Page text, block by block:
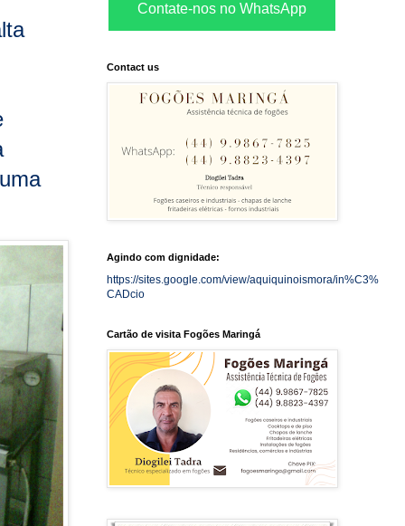
Contate-nos no WhatsApp
Contact us
Agindo com dignidade:
https://sites.google.com/view/aquiquinoismora/in%C3%
CADcio
Cartão de visita Fogões Maringá